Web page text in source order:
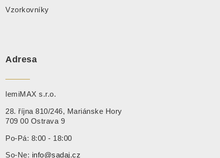
Vzorkovníky
Adresa
lemiMAX s.r.o.
28. října 810/246, Mariánske Hory
709 00 Ostrava 9
Po-Pá: 8:00 - 18:00
So-Ne: info@sadaj.cz